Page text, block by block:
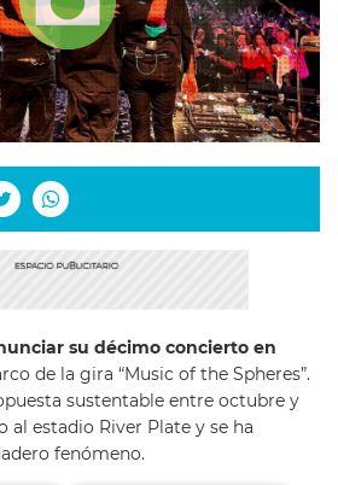
su décimo concierto en
de la gira “Music of the Spheres”.
sustentable entre octubre y
al estadio River Plate y se ha
fenómeno.